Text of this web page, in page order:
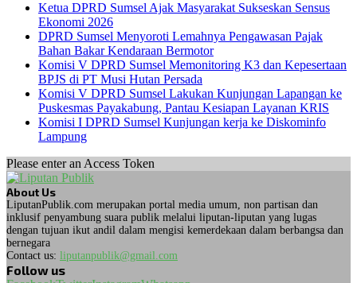
Ketua DPRD Sumsel Ajak Masyarakat Sukseskan Sensus
Ekonomi 2026
DPRD Sumsel Menyoroti Lemahnya Pengawasan Pajak
Bahan Bakar Kendaraan Bermotor
Komisi V DPRD Sumsel Memonitoring K3 dan Kepesertaan
BPJS di PT Musi Hutan Persada
Komisi V DPRD Sumsel Lakukan Kunjungan Lapangan ke
Puskesmas Payakabung, Pantau Kesiapan Layanan KRIS
Komisi I DPRD Sumsel Kunjungan kerja ke Diskominfo
Lampung
Please enter an Access Token
About Us
LiputanPublik.com merupakan portal media umum, non partisan dan
inklusif penyambung suara publik melalui liputan-liputan yang lugas
dengan tujuan ikut andil dalam mengisi kemerdekaan dalam berbangsa dan
bernegara
Contact us: liputanpublik@gmail.com
Follow us